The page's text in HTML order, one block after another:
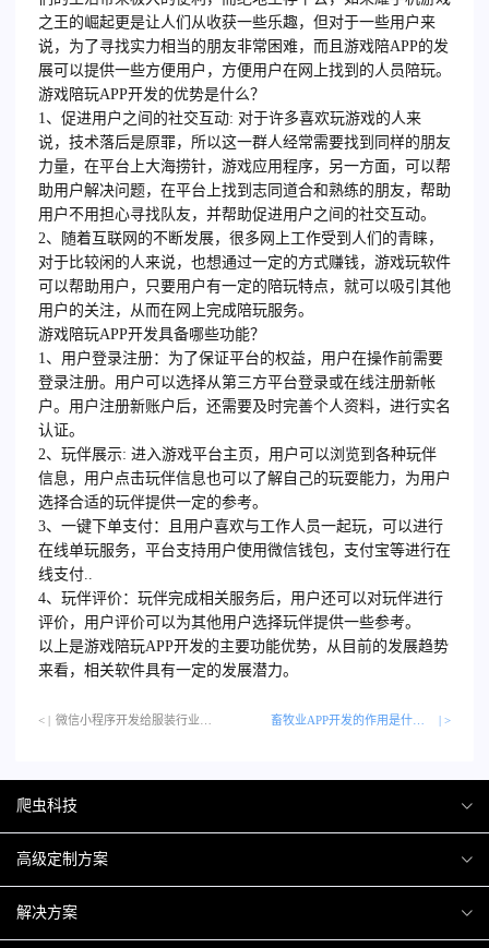
之王的崛起更是让人们从收获一些乐趣，但对于一些用户来
说，为了寻找实力相当的朋友非常困难，而且游戏陪APP的发
展可以提供一些方便用户，方便用户在网上找到的人员陪玩。
游戏陪玩APP开发的优势是什么？
1、促进用户之间的社交互动: 对于许多喜欢玩游戏的人来
说，技术落后是原罪，所以这一群人经常需要找到同样的朋友
力量，在平台上大海捞针，游戏应用程序，另一方面，可以帮
助用户解决问题，在平台上找到志同道合和熟练的朋友，帮助
用户不用担心寻找队友，并帮助促进用户之间的社交互动。
2、随着互联网的不断发展，很多网上工作受到人们的青睐，
对于比较闲的人来说，也想通过一定的方式赚钱，游戏玩软件
可以帮助用户，只要用户有一定的陪玩特点，就可以吸引其他
用户的关注，从而在网上完成陪玩服务。
游戏陪玩APP开发具备哪些功能？
1、用户登录注册：为了保证平台的权益，用户在操作前需要
登录注册。用户可以选择从第三方平台登录或在线注册新帐
户。用户注册新账户后，还需要及时完善个人资料，进行实名
认证。
2、玩伴展示: 进入游戏平台主页，用户可以浏览到各种玩伴
信息，用户点击玩伴信息也可以了解自己的玩耍能力，为用户
选择合适的玩伴提供一定的参考。
3、一键下单支付：且用户喜欢与工作人员一起玩，可以进行
在线单玩服务，平台支持用户使用微信钱包，支付宝等进行在
线支付..
4、玩伴评价：玩伴完成相关服务后，用户还可以对玩伴进行
评价，用户评价可以为其他用户选择玩伴提供一些参考。
以上是游戏陪玩APP开发的主要功能优势，从目前的发展趋势
来看，相关软件具有一定的发展潜力。
< | | >
爬虫科技
爬虫案例
关于爬虫
高级定制方案
H5互动营销
解决方案